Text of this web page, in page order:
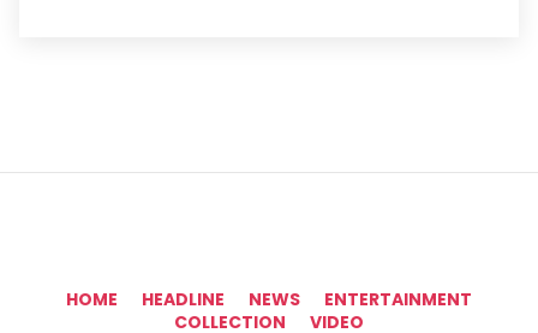
HOME HEADLINE NEWS
ENTERTAINMENT
COLLECTION
VIDEO